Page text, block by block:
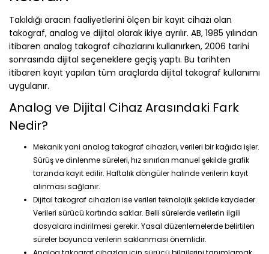
Takıldığı aracın faaliyetlerini ölçen bir kayıt cihazı olan
takograf, analog ve dijital olarak ikiye ayrılır. AB, 1985 yılından
itibaren analog takograf cihazlarını kullanırken, 2006 tarihi
sonrasında dijital seçeneklere geçiş yaptı. Bu tarihten
itibaren kayıt yapılan tüm araçlarda dijital takograf kullanımı
uygulanır.
Analog ve Dijital Cihaz Arasındaki Fark
Nedir?
Mekanik yani analog takograf cihazları, verileri bir kağıda işler.
Sürüş ve dinlenme süreleri, hız sınırları manuel şekilde grafik
tarzında kayıt edilir. Haftalık döngüler halinde verilerin kayıt
alınması sağlanır.
Dijital takograf cihazları ise verileri teknolojik şekilde kaydeder.
Verileri sürücü kartında saklar. Belli sürelerde verilerin ilgili
dosyalara indirilmesi gerekir. Yasal düzenlemelerde belirtilen
süreler boyunca verilerin saklanması önemlidir.